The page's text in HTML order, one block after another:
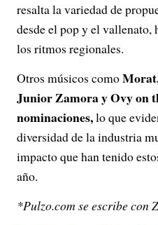
resalta la variedad de
desde el pop y el vallenato,
los ritmos regionales.
Otros músicos como
Junior Zamora y Ovy on
nominaciones,lo que
diversidad de la industria
impacto que han tenido
año.
*Pulzo.com se escribe con Z